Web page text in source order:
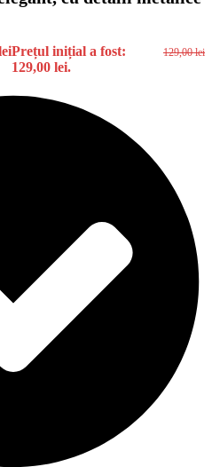
129,00lei
Prețul inițial a fost:
129,00 lei.